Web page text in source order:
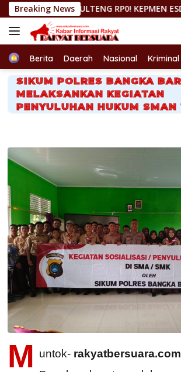
Langsung
ke
konten
Breaking News
SULTENG RP0! KEPMEN ESDM 157/2026
HomeBerita Daerah Nasional Kriminal
SIKUM POLRES BANGKA
MELAKSANKAN KEGIATAN
PENYULUHAN HUKUM SMAN
M untok-